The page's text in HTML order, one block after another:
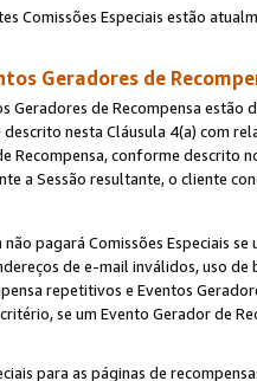
Comissões Especiais estão
Geradores de
Geradores de Recompensa
nesta Cláusula 4(a) com
Recompensa, conforme descrito
a Sessão resultante, o cliente
não pagará Comissões Especiais
de e-mail inválidos, uso
repetitivos e Eventos
se um Evento Gerador de
para as páginas de